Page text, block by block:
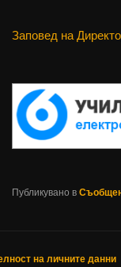
Заповед на
Публикувано в
на личните данни